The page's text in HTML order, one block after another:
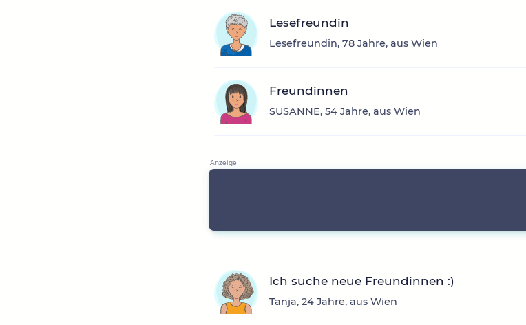
Lesefreundin
Lesefreundin, 78 Jahre, aus Wien
Freundinnen
SUSANNE, 54 Jahre, aus Wien
Ich suche neue Freundinnen :)
Tanja, 24 Jahre, aus Wien